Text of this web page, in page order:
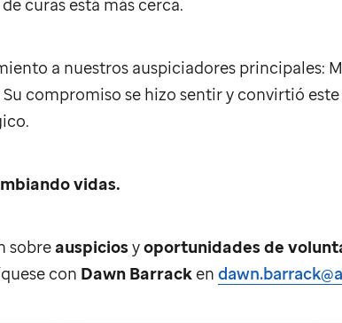
a nuestros auspiciadores principales:
compromiso se hizo sentir y convirtió
vidas.
sobreauspicios yoportunidades de
con Dawn Barrack en